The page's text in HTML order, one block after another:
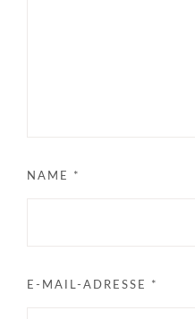
NAME *
E-MAIL-ADRESSE *